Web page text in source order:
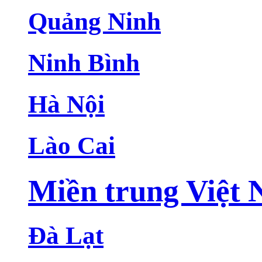
Quảng Ninh
Ninh Bình
Hà Nội
Lào Cai
Miền trung Việt
Đà Lạt